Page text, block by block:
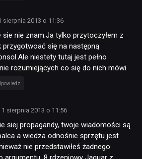
sierpnia 2013 o 11:36
sie nie znam.Ja tylko przytoczyłem z
przygotwoać się na następną
niestety tutaj jest pełno
rozumiejących co się do nich mówi.
1 sierpnia 2013 o 11:56
siej propagandy, twoje wiadomości są
a wiedza odnośnie sprzętu jest
nie przedstawiłeś żadnego